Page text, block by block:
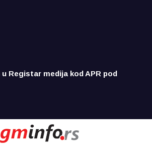
u Registar medija kod APR pod